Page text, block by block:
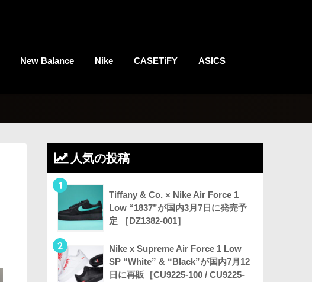
New Balance Nike CASETiFY ASICS
人気の投稿
1
Tiffany & Co. × Nike Air Force 1
Low “1837”が国内3月7日に発売予
定 ［DZ1382-001］
2
Nike x Supreme Air Force 1 Low
SP “White” & “Black”が国内7月12
日に再販［CU9225-100 / CU9225-